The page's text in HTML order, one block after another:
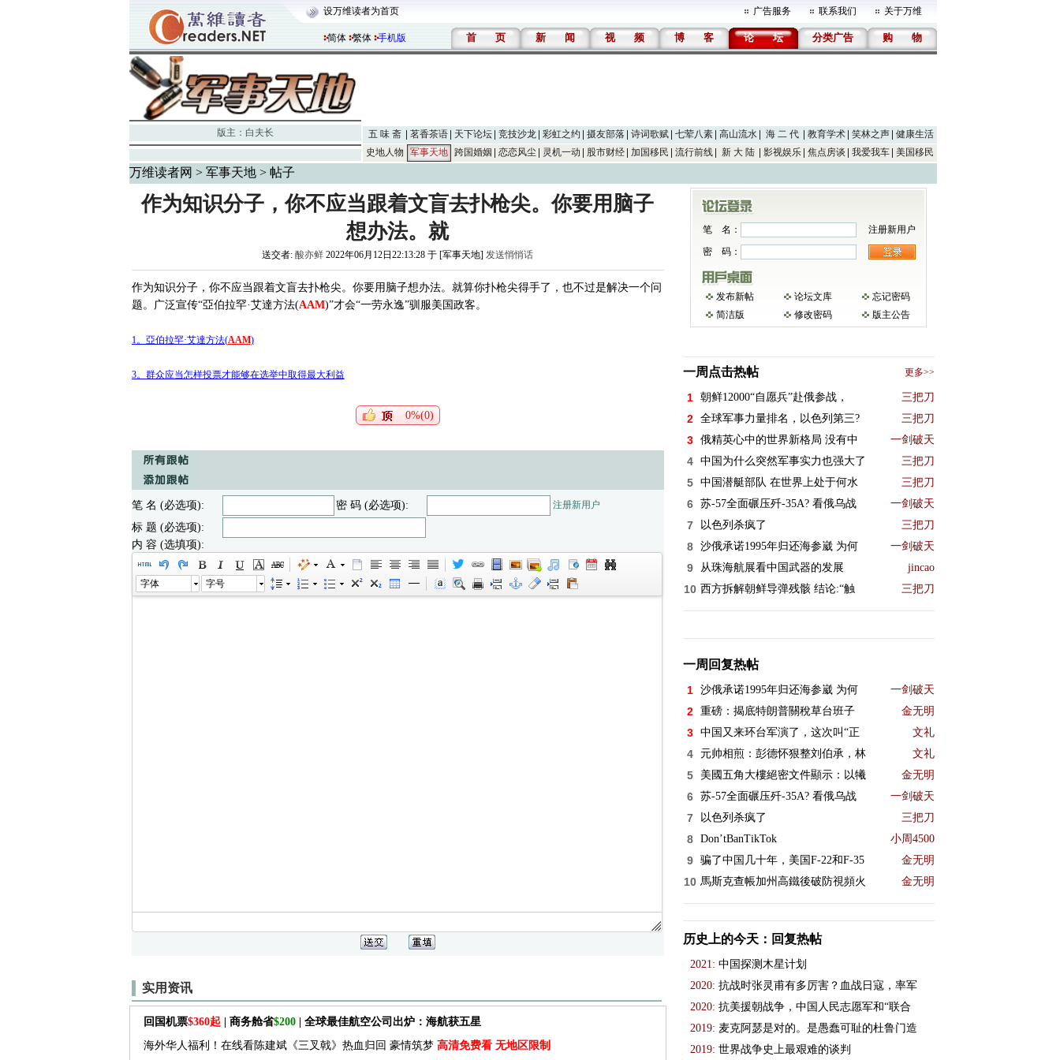
设万维读者为首页 广告服务 联系我们 关于万维
简体 繁体 手机版 首 页 新 闻 视 频 博 客 论 坛 分类广告 购 物
版主： 白夫长 五 味 斋 茗香茶语 天下论坛 竞技沙龙 彩虹之约 摄友部落 诗词歌赋 七荤八素 高山流水 海 二 代 教育学术 笑林之声
健康生活
史地人物
军事天地 跨国婚姻 恋恋风尘 灵机一动 股市财经 加国移民 流行前线 新 大 陆 影视娱乐 焦点房谈 我爱我车 美国移民
万维读者网 > 军事天地> 帖子
作为知识分子，你不应当跟着文盲去扑枪尖。你要用脑子
想办法。就
送交者: 酸亦鲜 2022年06月12日22:13:28 于 [军事天地] 发送悄悄话
作为知识分子，你不应当跟着文盲去扑枪尖。你要用脑子想办法。就算你扑枪尖得手了，也不过是解决一个问
题。广泛宣传“亞伯拉罕·艾達方法(AAM)”才会“一劳永逸”驯服美国政客。
1。亞伯拉罕·艾達方法(AAM)
3。群众应当怎样投票才能够在选举中取得最大利益
0%(0)
笔 名 (必选项): 密 码 (必选项): 注册新用户
标 题 (必选项):
内 容 (选填项):
字体 字号
实用资讯
回国机票$360起 | 商务舱省$200| 全球最佳航空公司出炉：海航获五星
海外华人福利！在线看陈建斌《三叉戟》热血归回 豪情筑梦 高清免费看 无地区限制
笔 名：
注册新用户
密 码：
发布新帖 论坛文库
忘记密码
简洁版
修改密码 版主公告
一周点击热帖 更多>>
1 朝鲜12000“自愿兵”赴俄参战， 三把刀
2 全球军事力量排名，以色列第三? 三把刀
3 俄精英心中的世界新格局 没有中 一剑破天
4 中国为什么突然军事实力也强大了 三把刀
5 中国潜艇部队 在世界上处于何水 三把刀
6 苏-57全面碾压歼-35A? 看俄乌战 一剑破天
7 以色列杀疯了 三把刀
8 沙俄承诺1995年归还海参崴 为何 一剑破天
9 从珠海航展看中国武器的发展 jincao
10 西方拆解朝鲜导弹残骸 结论:“触 三把刀
一周回复热帖
1 沙俄承诺1995年归还海参崴 为何 一剑破天
2 重磅：揭底特朗普關稅草台班子 金无明
3 中国又来环台军演了，这次叫“正 文礼
4 元帅相煎：彭德怀狠整刘伯承，林 文礼
5 美國五角大樓絕密文件顯示：以犧 金无明
6 苏-57全面碾压歼-35A? 看俄乌战 一剑破天
7 以色列杀疯了 三把刀
8 Don’tBanTikTok 小周4500
9 骗了中国几十年，美国F-22和F-35 金无明
10 馬斯克查帳加州高鐵後破防視頻火 金无明
历史上的今天：回复热帖
2021: 中国探测木星计划
2020: 抗战时张灵甫有多厉害？血战日寇，率军
2020: 抗美援朝战争，中国人民志愿军和“联合
2019: 麦克阿瑟是对的。是愚蠢可耻的杜鲁门造
2019: 世界战争史上最艰难的谈判